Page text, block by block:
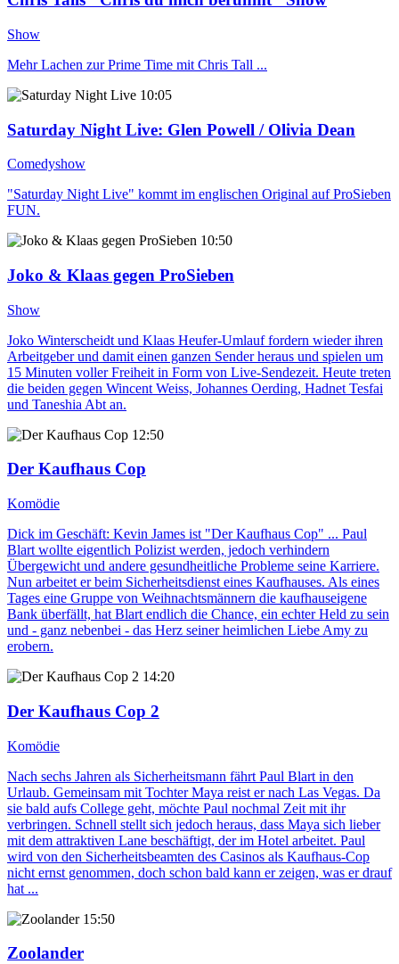
Show
Mehr Lachen zur Prime Time mit Chris Tall ...
10:05
Saturday Night Live: Glen Powell / Olivia Dean
Comedyshow
"Saturday Night Live" kommt im englischen Original auf ProSieben
FUN.
10:50
Joko & Klaas gegen ProSieben
Show
Joko Winterscheidt und Klaas Heufer-Umlauf fordern wieder ihren
Arbeitgeber und damit einen ganzen Sender heraus und spielen um
15 Minuten voller Freiheit in Form von Live-Sendezeit. Heute treten
die beiden gegen Wincent Weiss, Johannes Oerding, Hadnet Tesfai
und Taneshia Abt an.
12:50
Der Kaufhaus Cop
Komödie
Dick im Geschäft: Kevin James ist "Der Kaufhaus Cop" ... Paul
Blart wollte eigentlich Polizist werden, jedoch verhindern
Übergewicht und andere gesundheitliche Probleme seine Karriere.
Nun arbeitet er beim Sicherheitsdienst eines Kaufhauses. Als eines
Tages eine Gruppe von Weihnachtsmännern die kaufhauseigene
Bank überfällt, hat Blart endlich die Chance, ein echter Held zu sein
und - ganz nebenbei - das Herz seiner heimlichen Liebe Amy zu
erobern.
14:20
Der Kaufhaus Cop 2
Komödie
Nach sechs Jahren als Sicherheitsmann fährt Paul Blart in den
Urlaub. Gemeinsam mit Tochter Maya reist er nach Las Vegas. Da
sie bald aufs College geht, möchte Paul nochmal Zeit mit ihr
verbringen. Schnell stellt sich jedoch heraus, dass Maya sich lieber
mit dem attraktiven Lane beschäftigt, der im Hotel arbeitet. Paul
wird von den Sicherheitsbeamten des Casinos als Kaufhaus-Cop
nicht ernst genommen, doch schon bald kann er zeigen, was er drauf
hat ...
15:50
Zoolander